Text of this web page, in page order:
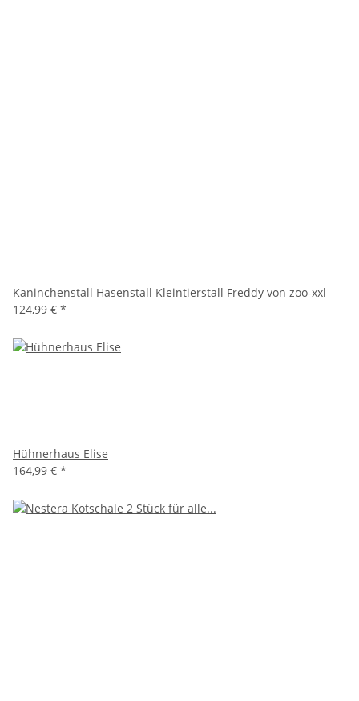
Kaninchenstall Hasenstall Kleintierstall Freddy von zoo-xxl
124,99 € *
Hühnerhaus Elise
164,99 € *